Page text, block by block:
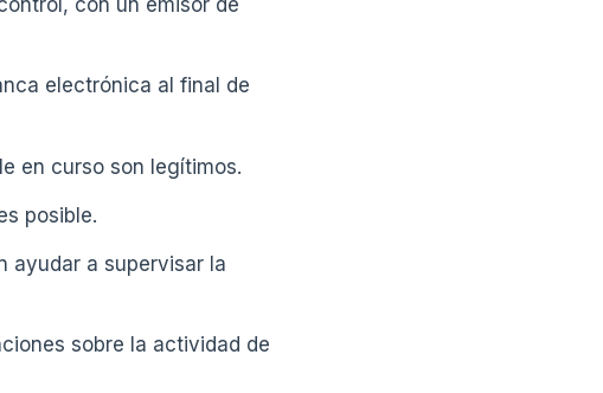
electrónica al final de
en curso son legítimos.
posible.
ayudar a supervisar la
sobre la actividad de